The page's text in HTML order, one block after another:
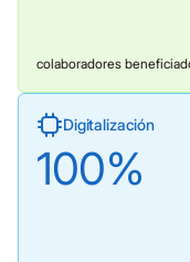
colaboradores
Digitalización
100%